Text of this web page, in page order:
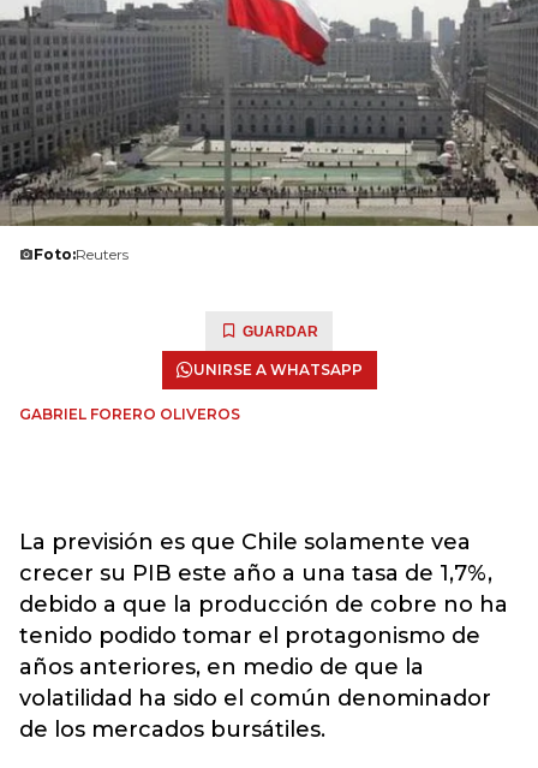
Foto:Reuters
GUARDAR
UNIRSE A WHATSAPP
GABRIEL FORERO OLIVEROS
La previsión es que Chile solamente vea
crecer su PIB este año a una tasa de 1,7%,
debido a que la producción de cobre no ha
tenido podido tomar el protagonismo de
años anteriores, en medio de que la
volatilidad ha sido el común denominador
de los mercados bursátiles.